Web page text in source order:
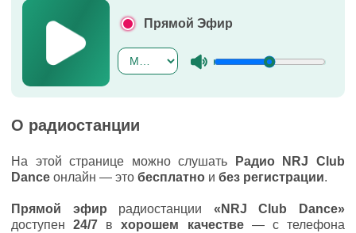
Прямой Эфир
О радиостанции
На этой странице можно слушать
Радио NRJ Club
Dance онлайн — это бесплатно и без регистрации.
Прямой эфир радиостанции «NRJ Club Dance»
доступен24/7 вхорошем качестве— с телефона